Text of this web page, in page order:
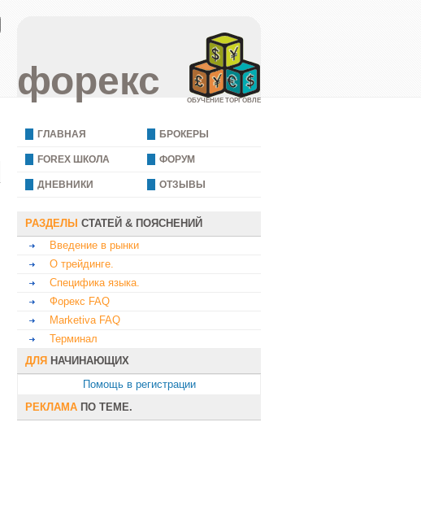
форекс ОБУЧЕНИЕ ТОРГОВЛЕ
ГЛАВНАЯ БРОКЕРЫ
FOREX ШКОЛА ФОРУМ
ДНЕВНИКИ ОТЗЫВЫ
РАЗДЕЛЫ СТАТЕЙ & ПОЯСНЕНИЙ
Введение в рынки
О трейдинге.
Специфика языка.
Форекс FAQ
Marketiva FAQ
Терминал
ДЛЯ НАЧИНАЮЩИХ
Помощь в регистрации
РЕКЛАМА ПО ТЕМЕ.